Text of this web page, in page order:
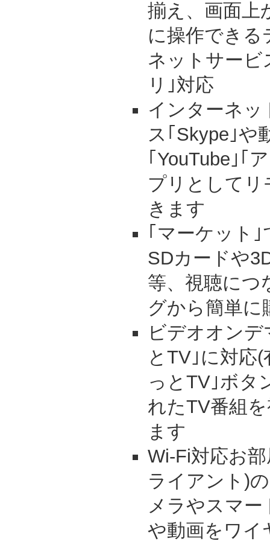
揃え、画面上
に操作できる
ネットサービ
リ｣対応
インターネッ
ス｢Skype｣や
｢YouTube｣｢
プリとしてリ
きます
｢マーケット
SDカードや
等、視聴につ
グから簡単に
ビデオオン
とTV｣に対応
っとTV｣ボタ
れたTV番組
ます
Wi-Fi対応お
ライアント)
メラやスマ
や動画をワイ